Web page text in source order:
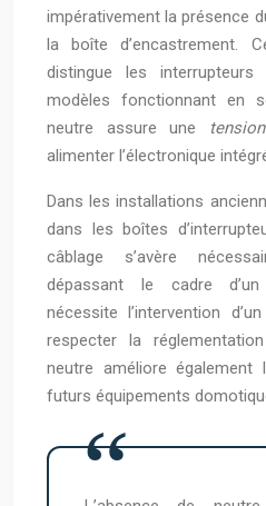
impérativement la présence
la boîte d’encastrement.
distingue les
modèles fonctionnant en
neutre assure une
alimenter l’électronique
Dans les installations
dans les boîtes
câblage s’avère
dépassant le cadre d’un
nécessite l’intervention
respecter la
neutre améliore également
futurs équipements